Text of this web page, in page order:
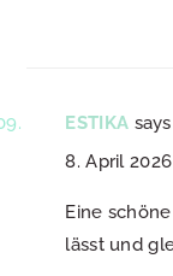
ESTIKA says
8. April
Eine
lässt und